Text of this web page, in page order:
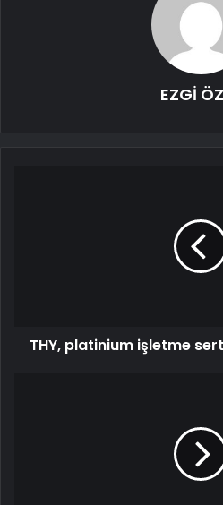
EZGİ
THY, platinium işletme